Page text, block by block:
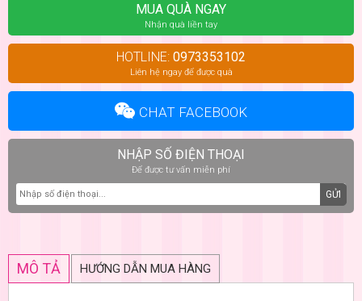
MUA QUÀ NGAY
Nhận quà liền tay
HOTLINE: 0973353102
Liên hệ ngay để được quà
CHAT FACEBOOK
NHẬP SỐ ĐIỆN THOẠI
Để được tư vấn miễn phí
GỬI
MÔ TẢ HƯỚNG DẪN MUA HÀNG